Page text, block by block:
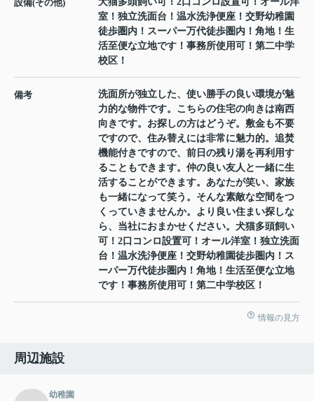
設備(その他)
室！独立洗面台！温水洗浄便座！交野幼稚園
徒歩圏内！スーパー万代徒歩圏内！角地！生
活至便な立地です！事務所使用可！第二中学
校区！
備考
洗面所が独立した、使い勝手の良い環境が魅
力的な物件です。こちらの住宅の向きは南西
向きです。お探しの方はどうぞ。敷金も不要
ですので、住み替えには非常に魅力的。追焚
機能付きですので、前日の残り湯を再利用す
ることもできます。仲の良い友人と一緒に生
活することができます。あなたが笑い、家族
も一緒になって笑う。そんな素敵な空間をつ
くっていきませんか。より良い住まい探しな
ら、当社におまかせください。犬猫多頭飼い
可！2口コンロ設置可！オール洋室！独立洗面
台！温水洗浄便座！交野幼稚園徒歩圏内！ス
ーパー万代徒歩圏内！角地！生活至便な立地
です！事務所使用可！第二中学校区！
情報の見方
周辺施設
幼稚園